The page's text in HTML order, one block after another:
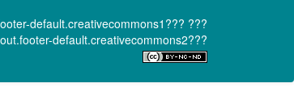
default.creativecommons1??? ???
default.creativecommons2???